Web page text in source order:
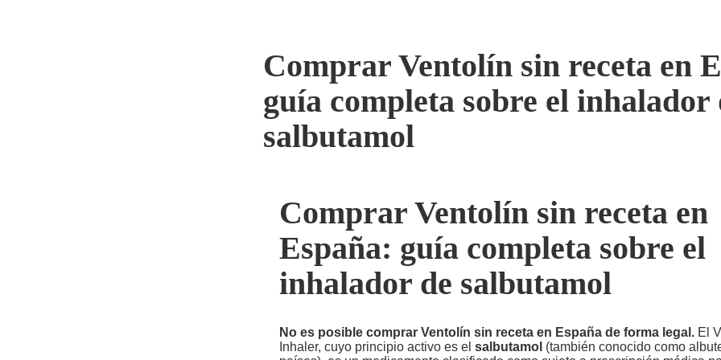
Comprar Ventolín sin receta en
guía completa sobre el inhalador
salbutamol
credit card casinos ukno kyc casinomobile casino pay
credit no deposit
fast withdrawal casino uk
paysafe sites
gamstopnew uk online casino
Comprar Ventolín sin receta en
España: guía completa sobre el
inhalador de salbutamol
No es posible comprar Ventolín sin receta en España de forma legal.El
Inhaler, cuyo principio activo es el salbutamol (también conocido como